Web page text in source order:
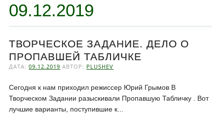
09.12.2019
ТВОРЧЕСКОЕ ЗАДАНИЕ. ДЕЛО О
ПРОПАВШЕЙ ТАБЛИЧКЕ
ДАТА:09.12.2019 АВТОР: PLUSHEV
Сегодня к нам приходил режиссер Юрий Грымов В
Творческом Задании разыскивали Пропавшую Табличку . Вот
лучшие варианты, поступившие к...